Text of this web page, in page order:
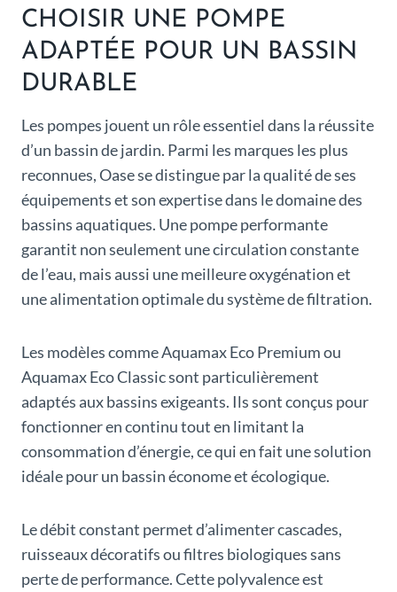
CHOISIR UNE POMPE
ADAPTÉE POUR UN BASSIN
DURABLE
Les pompes jouent un rôle essentiel dans la réussite
d’un bassin de jardin. Parmi les marques les plus
reconnues, Oase se distingue par la qualité de ses
équipements et son expertise dans le domaine des
bassins aquatiques. Une pompe performante
garantit non seulement une circulation constante
de l’eau, mais aussi une meilleure oxygénation et
une alimentation optimale du système de filtration.
Les modèles comme Aquamax Eco Premium ou
Aquamax Eco Classic sont particulièrement
adaptés aux bassins exigeants. Ils sont conçus pour
fonctionner en continu tout en limitant la
consommation d’énergie, ce qui en fait une solution
idéale pour un bassin économe et écologique.
Le débit constant permet d’alimenter cascades,
ruisseaux décoratifs ou filtres biologiques sans
perte de performance. Cette polyvalence est